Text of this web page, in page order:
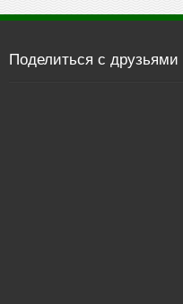
Поделиться с друзьями